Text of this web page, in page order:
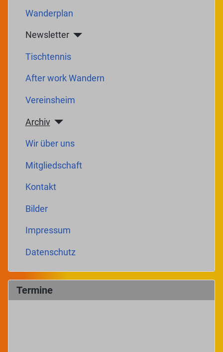
Wanderplan
Newsletter
Tischtennis
After work Wandern
Vereinsheim
Archiv
Wir über uns
Mitgliedschaft
Kontakt
Bilder
Impressum
Datenschutz
Termine